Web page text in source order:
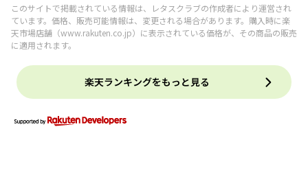
栄一郎 ]
『無限ガチャ』
でレベル9999の
仲間達を手に入
ーメンバーと世
界に復讐＆『ざ
まぁ！』しま
す！【電子書
（24） 【電子書
籍】[ 石沢庸介 ]
このサイトで掲載されている情報は、レタスクラブの作成者により運営され
ています。価格、販売可能情報は、変更される場合があります。購入時に楽
天市場店舗（www.rakuten.co.jp）に表示されている価格が、その商品の販売
に適用されます。
楽天ランキングをもっと見る